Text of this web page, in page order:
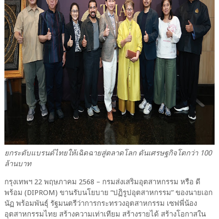
ยกระดับแบรนด์ไทยให้เฉิดฉายสู่ตลาดโลก ดันเศรษฐกิจโตกว่า 100
ล้านบาท
กรุงเทพฯ 22 พฤษภาคม 2568 – กรมส่งเสริมอุตสาหกรรม หรือ ดี
พร้อม (DIPROM) ขานรับนโยบาย “ปฏิรูปอุตสาหกรรม” ของนายเอก
นัฏ พร้อมพันธุ์ รัฐมนตรีว่าการกระทรวงอุตสาหกรรม เซฟพี่น้อง
อุตสาหกรรมไทย สร้างความเท่าเทียม สร้างรายได้ สร้างโอกาสใน